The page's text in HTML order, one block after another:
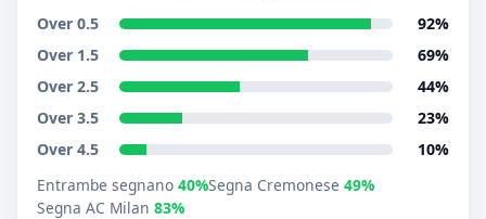
Over 0.5
92%
Over 1.5
69%
Over 2.5
44%
Over 3.5
23%
Over 4.5
10%
Entrambe segnano 40%Segna Cremonese 49%
Segna AC Milan 83%